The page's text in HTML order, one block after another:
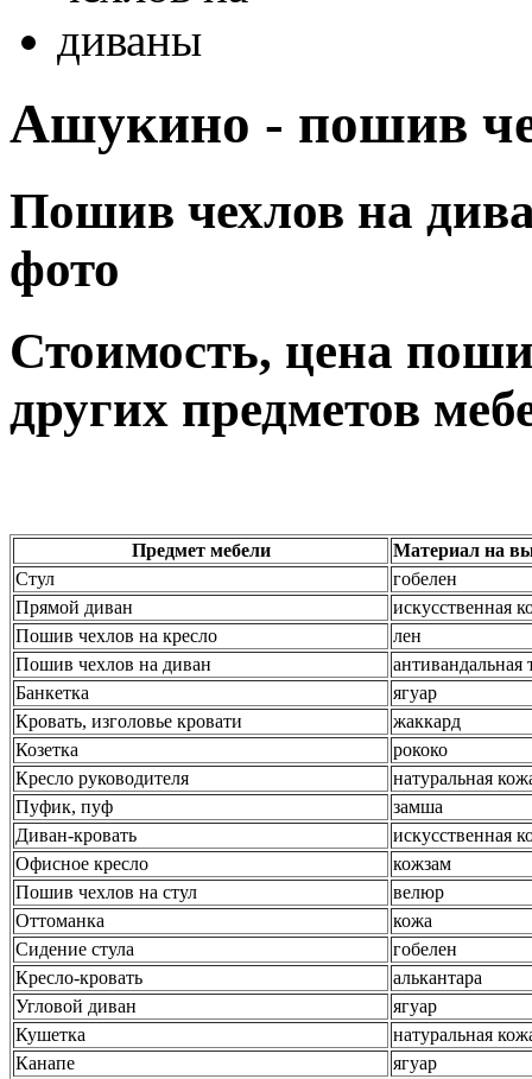
Ашукино - пошив
Пошив чехлов на
фото
Стоимость, цена
других предметов
Предмет мебели
Материал на
Стул
гобелен
Прямой диван
искусственная
Пошив чехлов на кресло
лен
Пошив чехлов на диван
антивандальная
Банкетка
ягуар
Кровать, изголовье кровати
жаккард
Козетка
рококо
Кресло руководителя
натуральная
Пуфик, пуф
замша
Диван-кровать
искусственная
Офисное кресло
кожзам
Пошив чехлов на стул
велюр
Оттоманка
кожа
Сидение стула
гобелен
Кресло-кровать
алькантара
Угловой диван
ягуар
Кушетка
натуральная
Канапе
ягуар